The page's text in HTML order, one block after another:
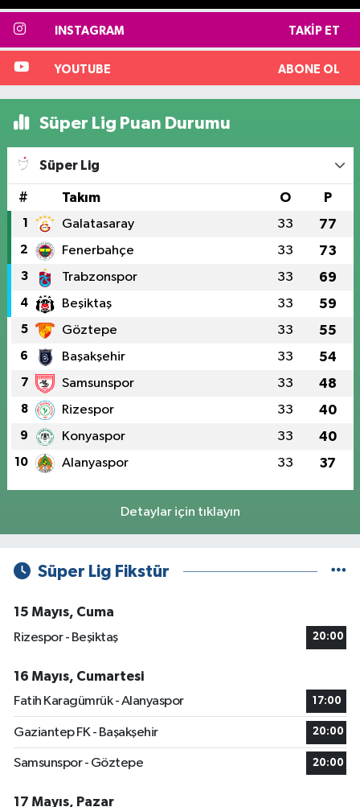
INSTAGRAM TAKIP ET
YOUTUBE ABONE OL
Süper Lig Puan Durumu
Süper Lig
# Takım O P
1 Galatasaray 33 77
2 Fenerbahçe 33 73
3 Trabzonspor 33 69
4 Beşiktaş 33 59
5 Göztepe 33 55
6 Başakşehir 33 54
7 Samsunspor 33 48
8 Rizespor 33 40
9 Konyaspor 33 40
10 Alanyaspor 33 37
Detaylar için tıklayın
Süper Lig Fikstür
15 Mayıs, Cuma
Rizespor - Beşiktaş
20:00
16 Mayıs, Cumartesi
Fatih Karagümrük - Alanyaspor
17:00
Gaziantep FK - Başakşehir 20:00
Samsunspor - Göztepe 20:00
17 Mayıs, Pazar